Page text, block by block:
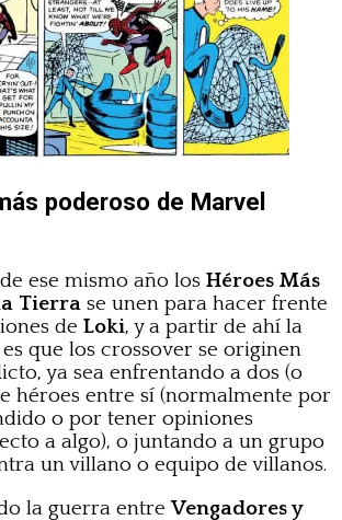
poderoso de Marvel
ese mismo año los Héroes Más
Tierra se unen para hacer frente
de Loki, y a partir de ahí la
que los crossover se originen
ya sea enfrentando a dos (o
héroes entre sí (normalmente por
o por tener opiniones
a algo), o juntando a un grupo
un villano o equipo de villanos.
la guerra entreVengadores y